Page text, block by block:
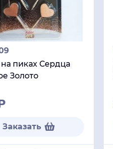
пиках Сердца
Золото
Заказать